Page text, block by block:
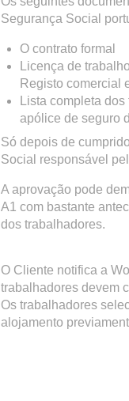
Segurança Social
O contrato formal
Licença de
Registo comercial
Lista completa
apólice de seguro
Só depois de
Social responsável
A aprovação pode
A1 com bastante
dos trabalhadores.
O Cliente notifica a
trabalhadores devem
Os trabalhadores
alojamento